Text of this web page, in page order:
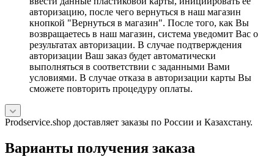
авторизацию, после чего вернуться в наш магазин
кнопкой "Вернуться в магазин". После того, как Вы
возвращаетесь в наш магазин, система уведомит Вас о
результатах авторизации. В случае подтверждения
авторизации Ваш заказ будет автоматически
выполняться в соответствии с заданными Вами
условиями. В случае отказа в авторизации карты Вы
сможете повторить процедуру оплаты.
Prodservice.shop доставляет заказы по России и Казахстану.
Варианты получения заказа